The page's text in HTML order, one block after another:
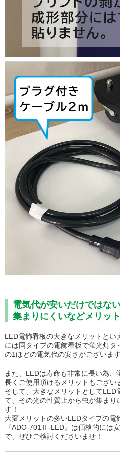
電気代が安いだけではな
集まりにくいなどメリット
LED電飾看板の大きなメリットとい
には同タイプの電飾看板で蛍光灯
の1ほどの電気代の安さがございます
また、LEDは寿命も非常に長い為
長くご使用頂けるメリットもござい
そして、大きなメリットとしてLED
て、その光の性質上から虫が集まり
す！
大変メリットの多いLEDタイプの電
『ADO-701Ⅱ-LED』は価格的には
で、ぜひご検討くださいませ！